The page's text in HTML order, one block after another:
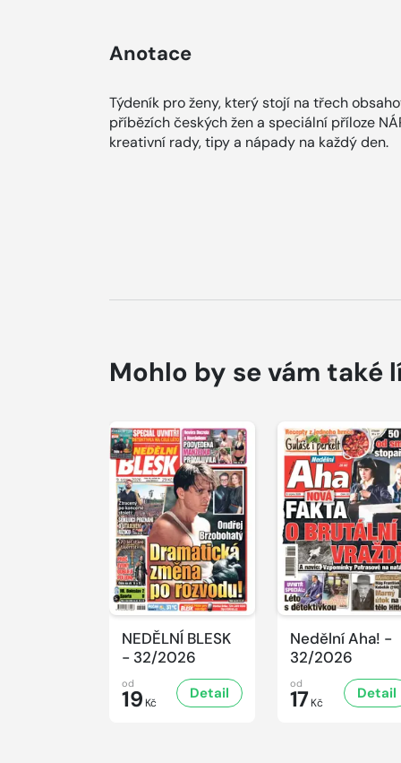
Anotace
Týdeník pro ženy, který stojí na třech
příbězích českých žen a speciální příloze
kreativní rady, tipy a nápady na každý den.
Mohlo by se vám také
NEDĚLNÍ BLESK
- 32/2026
od
19 Kč
Detail
Nedělní Aha! -
32/2026
od
17 Kč
Detail